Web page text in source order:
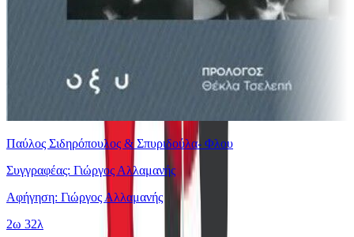
Παύλος Σιδηρόπουλος & Σπυριδούλα- Φλου
Συγγραφέας: Γιώργος Αλλαμανής
Αφήγηση: Γιώργος Αλλαμανής
2ω 32λ